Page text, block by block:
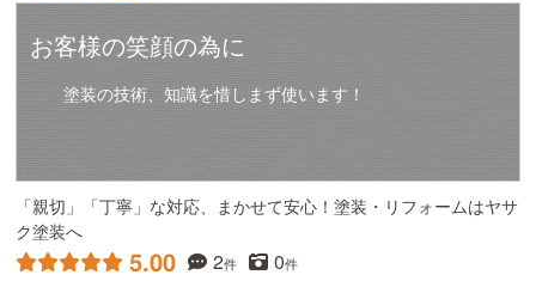
お客様の笑顔の為に
塗装の技術、知識を惜しまず使います！
「親切」「丁寧」な対応、まかせて安心！塗装・リフォームはヤサ
ク塗装へ
5.00 2件 0件